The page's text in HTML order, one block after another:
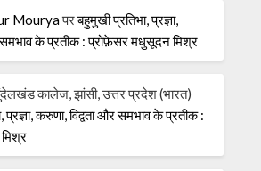
Mouryaपरबहुमुखी प्रतिभा, प्रज्ञा,
समभाव के प्रतीक : प्रोफ़ेसर मधुसूदन मिश्र
कालेज, झांसी, उत्तर प्रदेश (भारत)
प्रज्ञा, करुणा, विद्वता और समभाव के प्रतीक :